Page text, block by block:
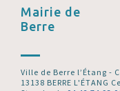
Mairie de
Berre
Ville de Berre l’Étang -
13138 BERRE L'ÉTANG